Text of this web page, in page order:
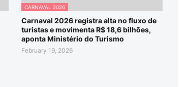
CARNAVAL 2026
Carnaval 2026 registra alta no fluxo de
turistas e movimenta R$ 18,6 bilhões,
aponta Ministério do Turismo
February 19, 2026